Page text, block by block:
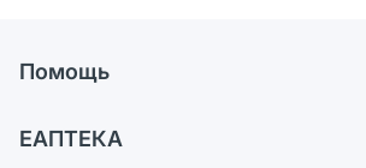
Помощь
Обмен и возврат
ЕАПТЕКА